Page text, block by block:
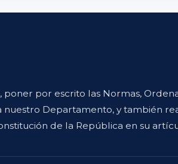
por escrito las Normas,
nuestro Departamento, y también
de la República en su